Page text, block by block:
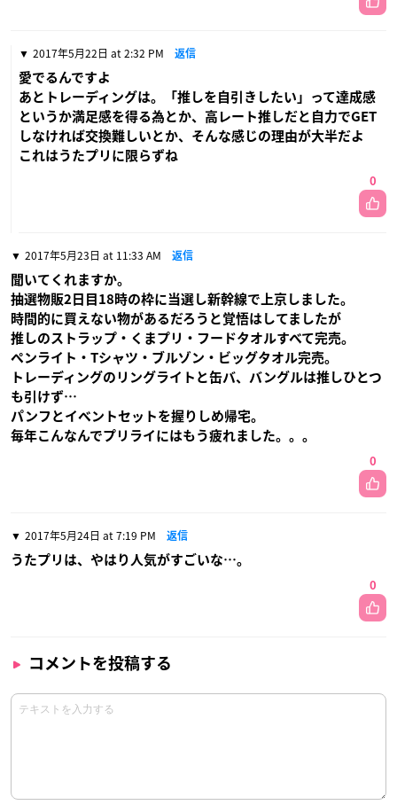
2017年5月22日 at 2:32 PM 返信
愛でるんですよ
あとトレーディングは。「推しを自引きしたい」って達成感
というか満足感を得る為とか、高レート推しだと自力でGET
しなければ交換難しいとか、そんな感じの理由が大半だよ
これはうたプリに限らずね
0
2017年5月23日 at 11:33 AM 返信
聞いてくれますか。
抽選物販2日目18時の枠に当選し新幹線で上京しました。
時間的に買えない物があるだろうと覚悟はしてましたが
推しのストラップ・くまプリ・フードタオルすべて完売。
ペンライト・Tシャツ・ブルゾン・ビッグタオル完売。
トレーディングのリングライトと缶バ、バングルは推しひとつ
も引けず…
パンフとイベントセットを握りしめ帰宅。
毎年こんなんでプリライにはもう疲れました。。。
0
2017年5月24日 at 7:19 PM 返信
うたプリは、やはり人気がすごいな…。
0
コメントを投稿する